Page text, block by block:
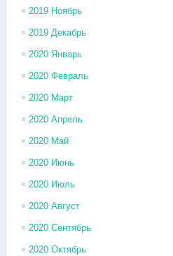
2019 Ноябрь
2019 Декабрь
2020 Январь
2020 Февраль
2020 Март
2020 Апрель
2020 Май
2020 Июнь
2020 Июль
2020 Август
2020 Сентябрь
2020 Октябрь